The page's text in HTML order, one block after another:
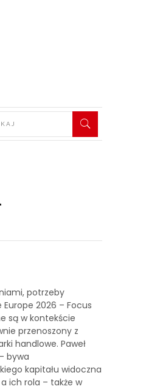
potrzeby
2026 – Focus
są w kontekście
przenoszony z
handlowe. Paweł
bywa
kapitału widoczna
ich rola – także w